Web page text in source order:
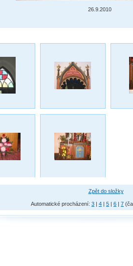
26.9.2010
Zpět do složky
Automatické procházení: 3 | 4 | 5 | 6 | 7